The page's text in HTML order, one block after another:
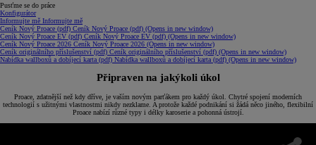
Pusťme se do práce
Konfigurátor
Informujte mě Informujte mě
Ceník Nový Proace (pdf) Ceník Nový Proace (pdf) (Opens in new window)
Ceník Nový Proace EV (pdf) Ceník Nový Proace EV (pdf) (Opens in new window)
Ceník Nový Proace 2026 Ceník Nový Proace 2026 (Opens in new window)
Ceník originálního příslušenství (pdf) Ceník originálního příslušenství (pdf) (Opens in new window)
Nabídka wallboxů a dobíjecí karta (pdf) Nabídka wallboxů a dobíjecí karta (pdf) (Opens in new window)
Připraven na jakýkoli úkol
Proace, zdatnější než kdy dříve, je vaším novým parťákem pro každý úkol. Chytré spojení moderních
technologií s užitnými vlastnostmi nikdy nezklame. A protože každé podnikání si žádá něco jiného, flexibilní
Proace nabízí různé typy i délky karoserie a pohonná ústrojí.